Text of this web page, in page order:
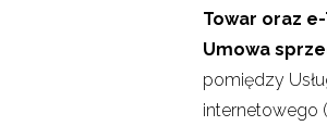
Towar oraz
Umowa
pomiędzy
internetowego